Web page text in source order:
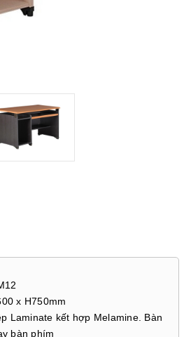
x H750mm
Laminate kết hợp Melamine. Bàn
bàn phím